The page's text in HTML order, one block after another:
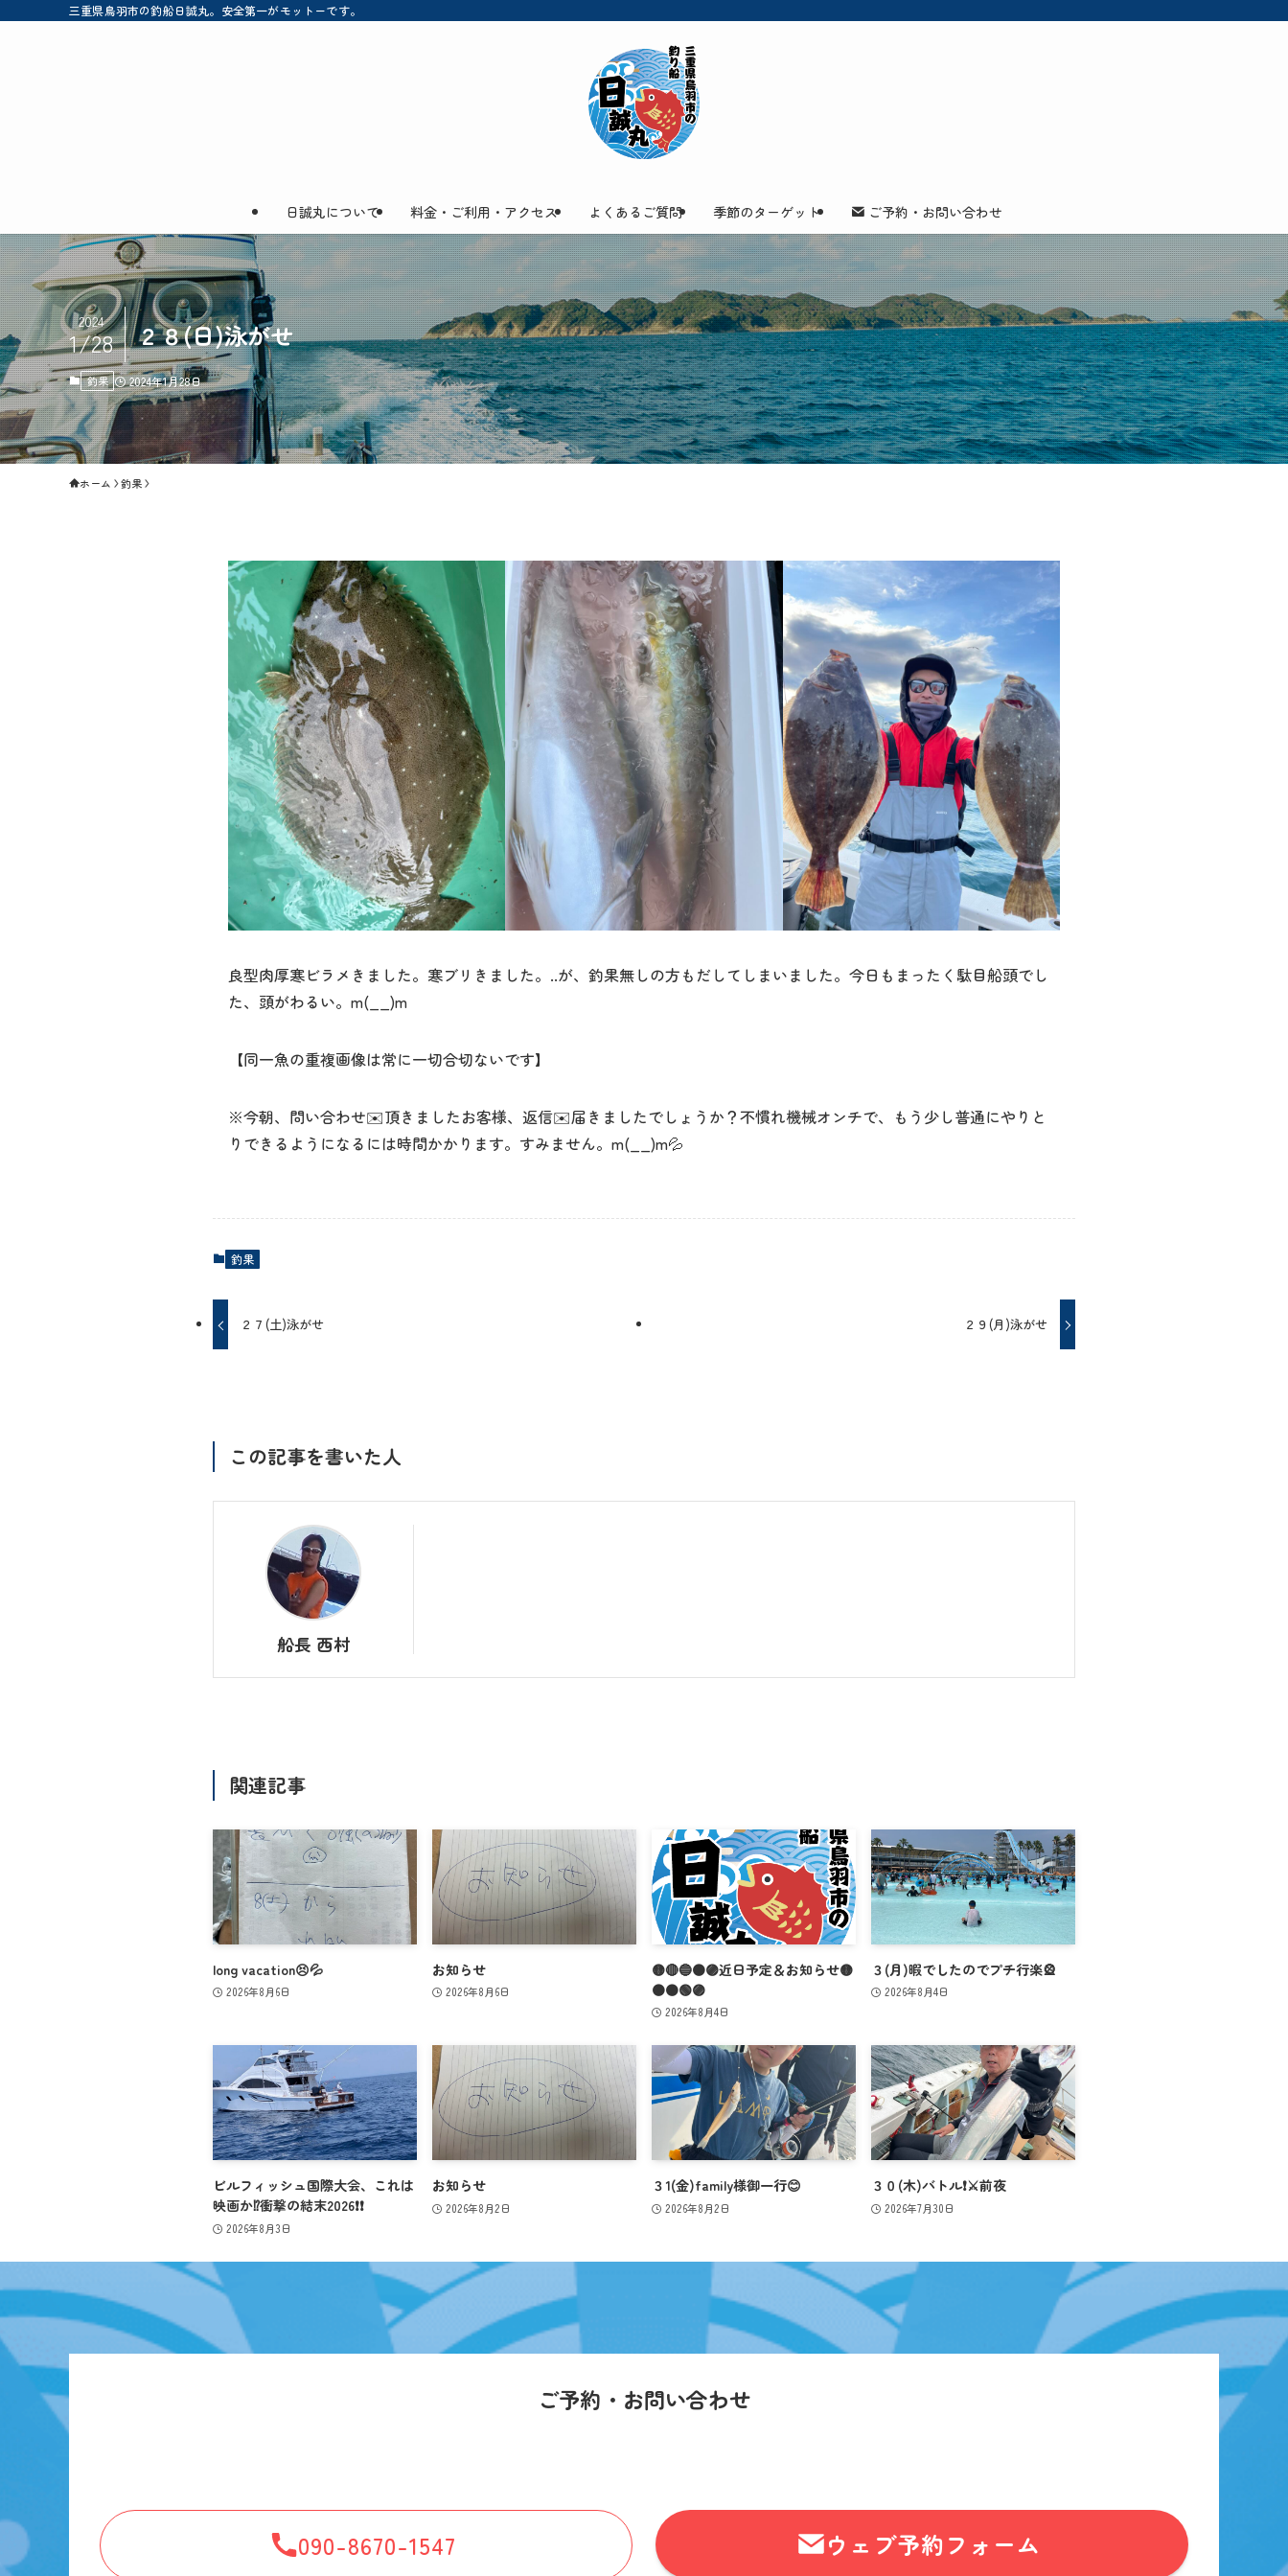
三重県鳥羽市の釣船日誠丸。安全第一がモットーです。
日誠丸について 料金・ご利用・アクセス よくあるご質問 季節のターゲット ご予約・お問い合わせ
２８(日)泳がせ
2024
1/28
釣果 2024年1月28日
ホーム 釣果
良型肉厚寒ビラメきました。寒ブリきました。..が、釣果無しの方もだしてしまいました。今日もまったく駄目船頭でし
た、頭がわるい。m(__)m
【同一魚の重複画像は常に一切合切ないです】
※今朝、問い合わせ✉️頂きましたお客様、返信✉️届きましたでしょうか？不慣れ機械オンチで、もう少し普通にやりと
りできるようになるには時間かかります。すみません。m(__)m💦
釣果
２７(土)泳がせ ２９(月)泳がせ
この記事を書いた人
船長 西村
関連記事
long vacation😣💦
2026年8月6日
お知らせ
2026年8月6日
🟡🔴🔵🟠🟣近日予定＆お知らせ🟡
🟠🟤🟢🟣
2026年8月4日
３(月)暇でしたのでプチ行楽🎡
2026年8月4日
ビルフィッシュ国際大会、これは
映画か⁉️衝撃の結末2026❗️❗️
2026年8月3日
お知らせ
2026年8月2日
３1(金)family様御一行😊
2026年8月2日
３０(木)バトル❗️⚔️前夜
2026年7月30日
ご予約・お問い合わせ
090-8670-1547 ウェブ予約フォーム